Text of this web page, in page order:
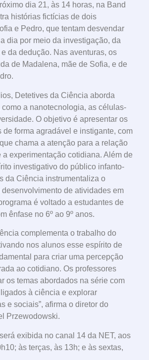
dia 21, às 14 horas, na Band
histórias fictícias de dois
e Pedro, que tentam desvendar
dia por meio da investigação, da
da dedução. Nas aventuras, os
de Madalena, mãe de Sofia, e de
Detetives da Ciência aborda
a nanotecnologia, as células-
O objetivo é apresentar os
de forma agradável e instigante, com
chama a atenção para a relação
a experimentação cotidiana. Além de
investigativo do público infanto-
da Ciência instrumentaliza o
desenvolvimento de atividades em
é voltado a estudantes de
ênfase no 6º ao 9º anos.
complementa o trabalho do
nos alunos esse espírito de
para criar uma percepção
ao cotidiano. Os professores
os temas abordados na série com
à ciência e explorar
e sociais”, afirma o diretor do
Przewodowski.
exibida no canal 14 da NET, aos
às terças, às 13h; e às sextas,